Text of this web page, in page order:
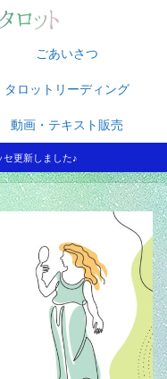
ごあいさつ
タロットリーディング
動画・テキスト販売
セ更新しました♪